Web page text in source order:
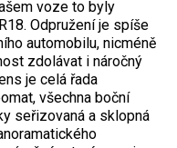
voze to byly
Odpružení je spíše
automobilu, nicméně
zdolávat i náročný
je celá řada
všechna boční
seřizovaná a sklopná